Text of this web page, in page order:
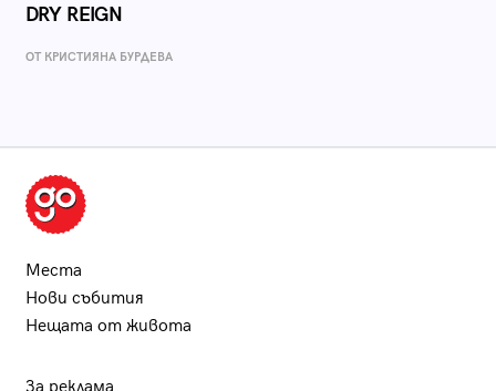
DRY REIGN
ОТ КРИСТИЯНА БУРДЕВА
Места
Нови събития
Нещата от живота